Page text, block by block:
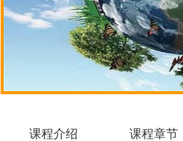
课程介绍 课程章节